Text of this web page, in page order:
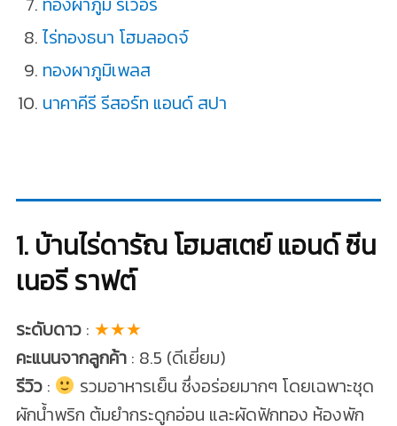
ไร่ทองธนา โฮมลอดจ์
ทองผาภูมิเพลส
นาคาคีรี รีสอร์ท แอนด์ สปา
1. บ้านไร่ดารัณ โฮมสเตย์ แอนด์ ซีน
เนอรี ราฟต์
ระดับดาว: ★★★
คะแนนจากลูกค้า: 8.5 (ดีเยี่ยม)
รีวิว:
รวมอาหารเย็น ซึ่งอร่อยมากๆ โดยเฉพาะชุด
ผักน้ำพริก ต้มยำกระดูกอ่อน และผัดฟักทอง ห้องพัก